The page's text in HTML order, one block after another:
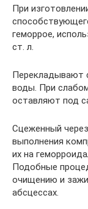
При
геморрое,
ст. л.
Перекладывают
воды. При
оставляют под
Сцеженный
выполнения
их на
Подобные
очищению и
абсцессах.